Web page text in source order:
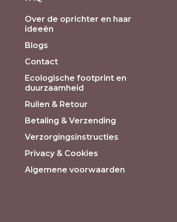
Over de oprichter en haar
ideeën
Blogs
Contact
Ecologische footprint en
duurzaamheid
Ruilen & Retour
Betaling & Verzending
Verzorgingsinstructies
Privacy & Cookies
Algemene voorwaarden